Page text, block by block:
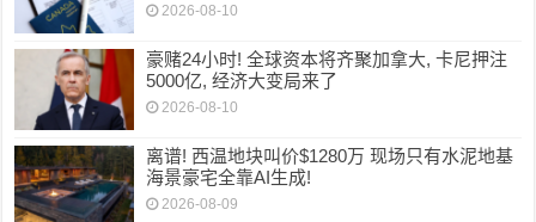
2026-08-10
豪赌24小时! 全球资本将齐聚加拿大, 卡尼押注
5000亿, 经济大变局来了
2026-08-10
离谱! 西温地块叫价$1280万 现场只有水泥地基
海景豪宅全靠AI生成!
2026-08-09